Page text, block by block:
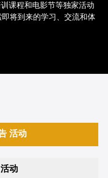
课程和电影节等独家活动
将到来的学习、交流和体
活动预告 活动
过去 活动